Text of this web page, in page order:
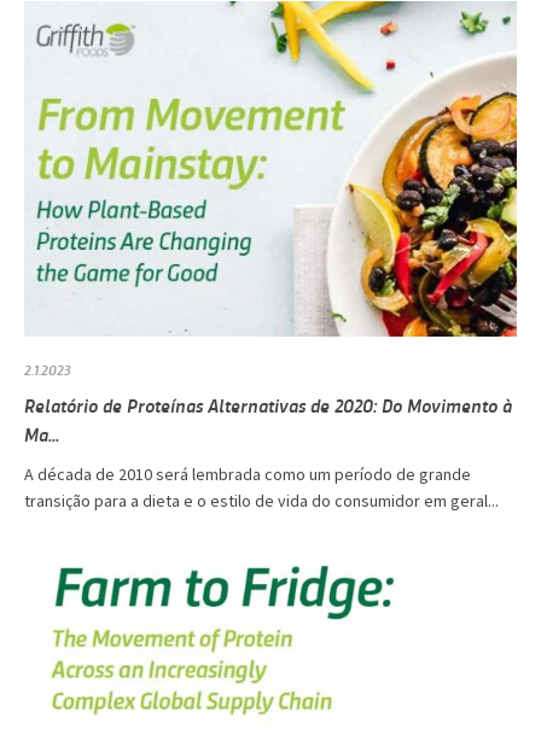
2.1.2023
Relatório de Proteínas Alternativas de 2020: Do Movimento à
Ma...
A década de 2010 será lembrada como um período de grande
transição para a dieta e o estilo de vida do consumidor em geral...